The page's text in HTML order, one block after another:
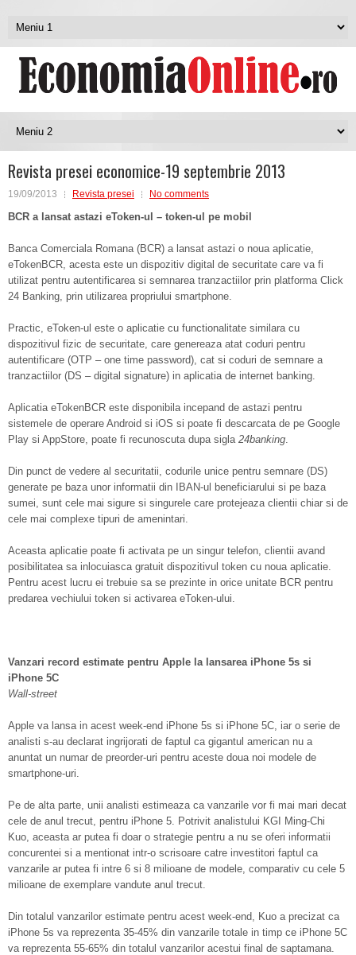
Revista presei economice-19 septembrie 2013
19/09/2013 Revista presei No comments
BCR a lansat astazi eToken-ul – token-ul pe mobil
Banca Comerciala Romana (BCR) a lansat astazi o noua aplicatie,
eTokenBCR, acesta este un dispozitiv digital de securitate care va fi
utilizat pentru autentificarea si semnarea tranzactiilor prin platforma Click
24 Banking, prin utilizarea propriului smartphone.
Practic, eToken-ul este o aplicatie cu functionalitate similara cu
dispozitivul fizic de securitate, care genereaza atat coduri pentru
autentificare (OTP – one time password), cat si coduri de semnare a
tranzactiilor (DS – digital signature) in aplicatia de internet banking.
Aplicatia eTokenBCR este disponibila incepand de astazi pentru
sistemele de operare Android si iOS si poate fi descarcata de pe Google
Play si AppStore, poate fi recunoscuta dupa sigla 24banking.
Din punct de vedere al securitatii, codurile unice pentru semnare (DS)
generate pe baza unor informatii din IBAN-ul beneficiarului si pe baza
sumei, sunt cele mai sigure si singurele care protejeaza clientii chiar si de
cele mai complexe tipuri de amenintari.
Aceasta aplicatie poate fi activata pe un singur telefon, clientii avand
posibilitatea sa inlocuiasca gratuit dispozitivul token cu noua aplicatie.
Pentru acest lucru ei trebuie sa se prezinte in orice unitate BCR pentru
predarea vechiului token si activarea eToken-ului.
Vanzari record estimate pentru Apple la lansarea iPhone 5s si
iPhone 5C
Wall-street
Apple va lansa in acest week-end iPhone 5s si iPhone 5C, iar o serie de
analisti s-au declarat ingrijorati de faptul ca gigantul american nu a
anuntat un numar de preorder-uri pentru aceste doua noi modele de
smartphone-uri.
Pe de alta parte, unii analisti estimeaza ca vanzarile vor fi mai mari decat
cele de anul trecut, pentru iPhone 5. Potrivit analistului KGI Ming-Chi
Kuo, aceasta ar putea fi doar o strategie pentru a nu se oferi informatii
concurentei si a mentionat intr-o scrisoare catre investitori faptul ca
vanzarile ar putea fi intre 6 si 8 milioane de modele, comparativ cu cele 5
milioane de exemplare vandute anul trecut.
Din totalul vanzarilor estimate pentru acest week-end, Kuo a precizat ca
iPhone 5s va reprezenta 35-45% din vanzarile totale in timp ce iPhone 5C
va reprezenta 55-65% din totalul vanzarilor acestui final de saptamana.